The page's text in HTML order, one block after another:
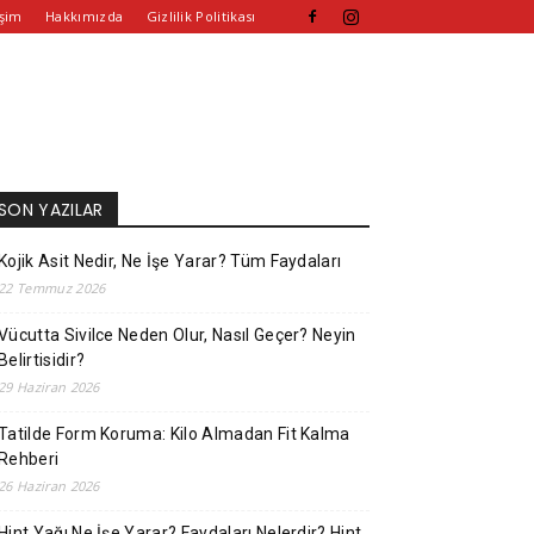
Hakkımızda Gizlilik Politikası
YAZILAR
Asit Nedir, Ne İşe Yarar? Tüm Faydaları
Temmuz 2026
Sivilce Neden Olur, Nasıl Geçer? Neyin
Haziran 2026
Form Koruma: Kilo Almadan Fit Kalma
Haziran 2026